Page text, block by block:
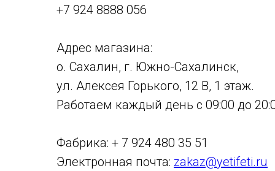
+7 924 8888 056
Адрес магазина:
о. Сахалин, г. Южно-Сахалинск,
ул. Алексея Горького, 12 В, 1 этаж.
Работаем каждый день с 09:00 до
Фабрика: + 7 924 480 35 51
Электронная почта: zakaz@yetifeti.ru